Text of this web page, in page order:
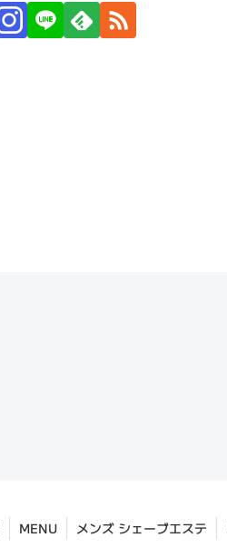
MENU メンズ シェーブエステ